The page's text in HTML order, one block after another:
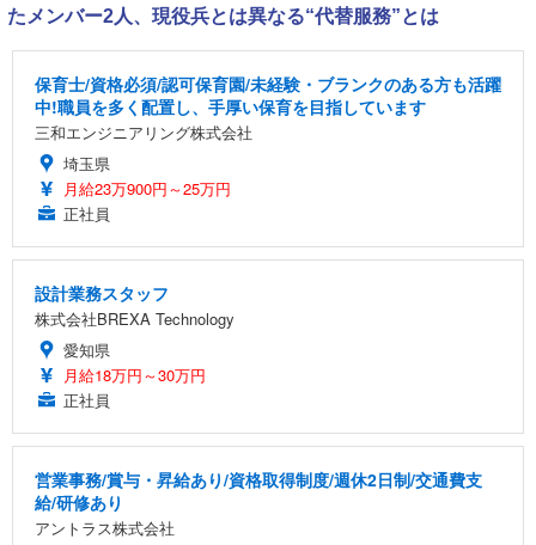
たメンバー2人、現役兵とは異なる“代替服務”とは
保育士/資格必須/認可保育園/未経験・ブランクのある方も活躍
中!職員を多く配置し、手厚い保育を目指しています
三和エンジニアリング株式会社
埼玉県
月給23万900円～25万円
正社員
設計業務スタッフ
株式会社BREXA Technology
愛知県
月給18万円～30万円
正社員
営業事務/賞与・昇給あり/資格取得制度/週休2日制/交通費支
給/研修あり
アントラス株式会社